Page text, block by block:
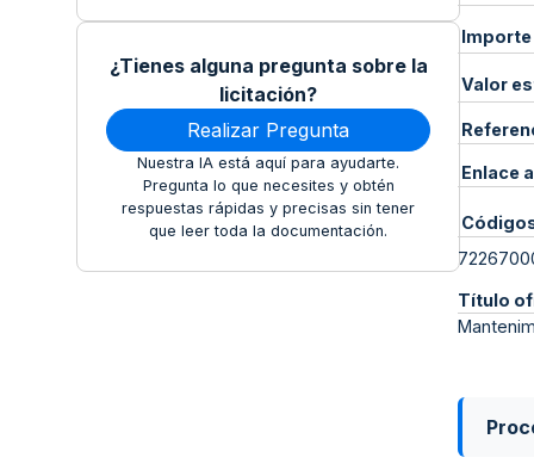
¿Tienes alguna pregunta sobre la
licitación?
Realizar Pregunta
Nuestra IA está aquí para ayudarte.
Pregunta lo que necesites y obtén
respuestas rápidas y precisas sin tener
que leer toda la documentación.
Valor
Enlace
Título